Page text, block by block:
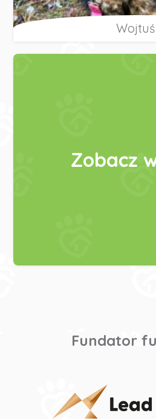
Wojtuś
Zobacz
Fundator